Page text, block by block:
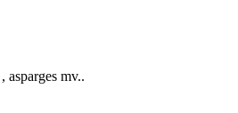
asparges mv..